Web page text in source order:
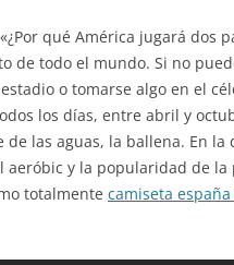
qué América jugará dos
de todo el mundo. Si no
o tomarse algo en el
los días, entre abril y
las aguas, la ballena. En la
y la popularidad de la
totalmente camiseta